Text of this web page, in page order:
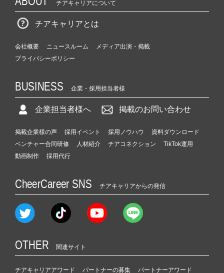
チアキャリアについて
チアキャリアとは
会社概要 ニュースルーム
メディア出演・掲載
プライバシーポリシー
BUSINESS 企業・採用担当者様
企業担当者様へ 掲載のお問い合わせ
掲載企業様の声 採用イベント 採用ノウハウ
資料ダウンロード
ベンチャー合同研修
人材紹介 チアコネクション
TikTok運用
動画制作
採用代行
CheerCareer SNS チアキャリアからの発信
OTHER 関連サイト
チアキャリアアワード パートナーの募集 パートナーアワード